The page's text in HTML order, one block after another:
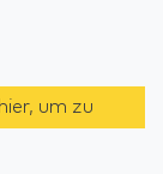
um zu